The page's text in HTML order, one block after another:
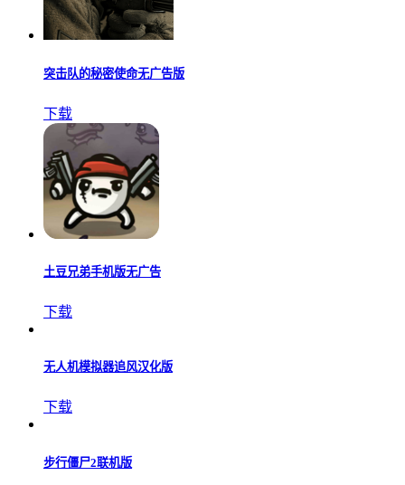
突击队的秘密使命无广告版
下载
土豆兄弟手机版无广告
下载
无人机模拟器追风汉化版